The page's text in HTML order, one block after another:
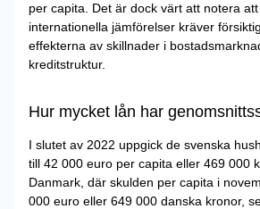
per capita. Det är dock värt att notera
internationella jämförelser kräver
effekterna av skillnader i
kreditstruktur.
Hur mycket lån har
I slutet av 2022 uppgick de svenska
till 42 000 euro per capita eller 469 000
Danmark, där skulden per capita i
000 euro eller 649 000 danska kronor,